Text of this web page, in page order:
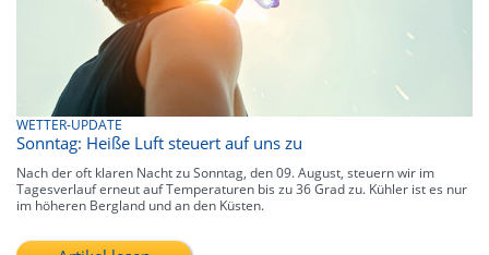
WETTER-UPDATE
Sonntag: Heiße Luft steuert auf uns zu
Nach der oft klaren Nacht zu Sonntag, den 09. August, steuern wir im
Tagesverlauf erneut auf Temperaturen bis zu 36 Grad zu. Kühler ist es nur
im höheren Bergland und an den Küsten.